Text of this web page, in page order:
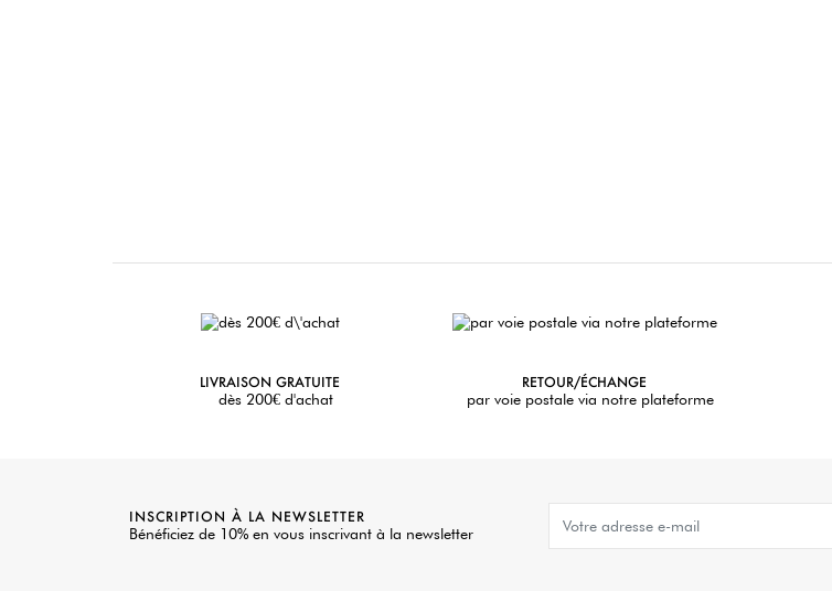
LIVRAISON GRATUITE
dès 200€ d'achat
RETOUR/ÉCHANGE
par voie postale via notre plateforme
INSCRIPTION À LA NEWSLETTER
Bénéficiez de 10% en vous inscrivant à la newsletter